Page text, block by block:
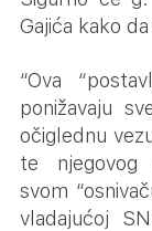
Gajića kako
“Ova
ponižavaju
očiglednu
te njegovog
svom
vladajućoj